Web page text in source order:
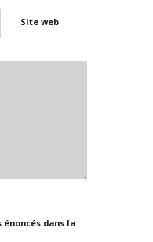
Site web
dans la